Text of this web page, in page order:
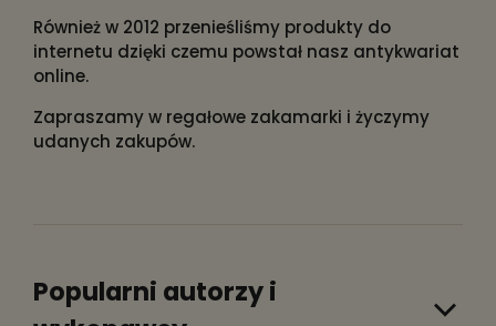
Również w 2012 przenieśliśmy produkty do
internetu dzięki czemu powstał nasz antykwariat
online.
Zapraszamy w regałowe zakamarki i życzymy
udanych zakupów.
Popularni autorzy i